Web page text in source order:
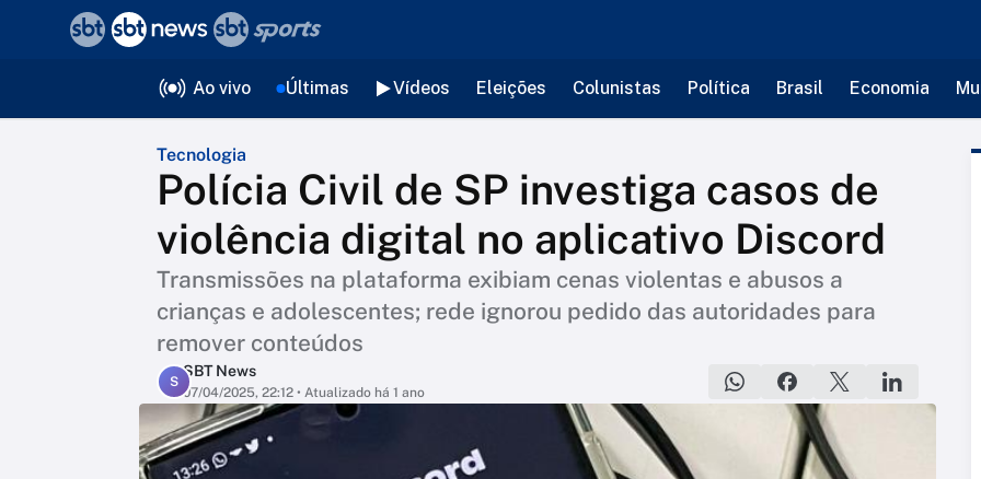
Ao vivo Últimas Vídeos Eleições Colunistas Política Brasil Economia
Tecnologia
Polícia Civil de SP investiga casos de
violência digital no aplicativo Discord
Transmissões na plataforma exibiam cenas violentas e abusos a
crianças e adolescentes; rede ignorou pedido das autoridades para
remover conteúdos
S
SBT News
07/04/2025, 22:12 • Atualizado há 1 ano
voltar
Editorias